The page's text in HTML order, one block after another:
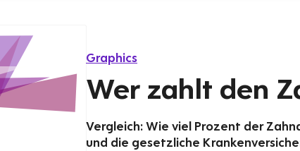
Graphics
Wer zahlt den
Vergleich: Wie viel Prozent der
und die gesetzliche